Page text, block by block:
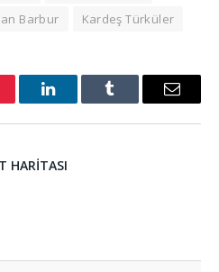
Barbur Kardeş Türküler
LinkedInTumblr Email
HARITASI